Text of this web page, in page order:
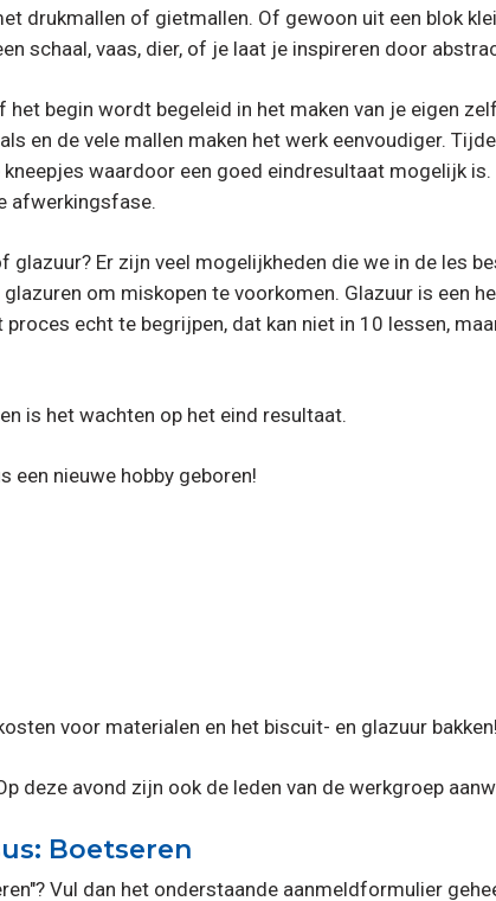
drukmallen of gietmallen. Of gewoon uit een blok
schaal, vaas, dier, of je laat je inspireren door
het begin wordt begeleid in het maken van je eigen
en de vele mallen maken het werk eenvoudiger.
waardoor een goed eindresultaat mogelijk is.
afwerkingsfase.
Er zijn veel mogelijkheden die we in de les
om miskopen te voorkomen. Glazuur is een
echt te begrijpen, dat kan niet in 10 lessen,
is het wachten op het eind resultaat.
een nieuwe hobby geboren!
voor materialen en het biscuit- en glazuur bakken!
deze avond zijn ook de leden van de werkgroep
Boetseren
Vul dan het onderstaande aanmeldformulier